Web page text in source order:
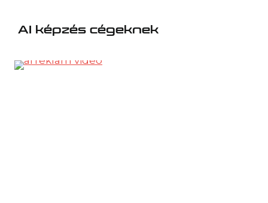
AI képzés cégeknek